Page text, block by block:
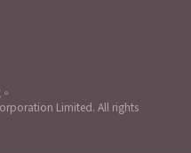
Limited. All rights